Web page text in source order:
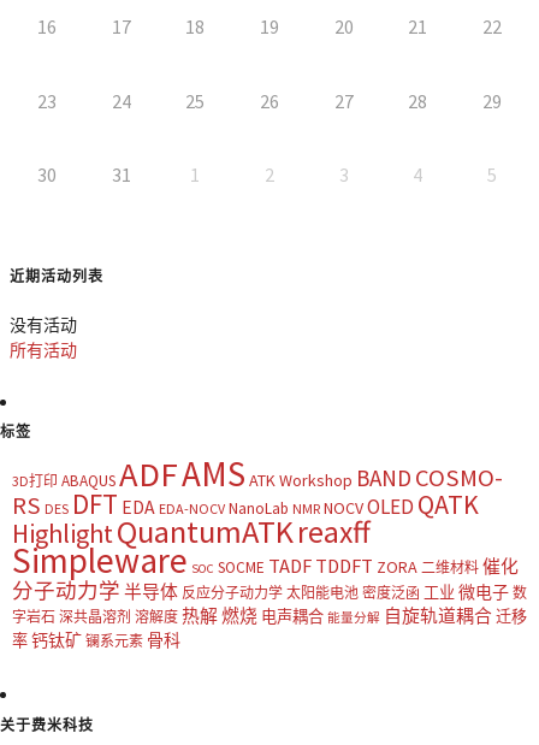
16 17 18 19 20 21 22
23 24 25 26 27 28 29
30 31 1 2 3 4 5
近期活动列表
没有活动
所有活动
标签
3D打印 ABAQUSADFAMS ATK Workshop BAND COSMO-
RS DES DFT EDA EDA-NOCV NanoLab NMR NOCVOLED QATK
HighlightQuantumATKreaxff
Simpleware SOC SOCME TADF TDDFT ZORA 二维材料 催化
分子动力学 半导体 反应分子动力学 太阳能电池 密度泛函 工业 微电子 数
字岩石 深共晶溶剂 溶解度 热解燃烧 电声耦合 能量分解 自旋轨道耦合迁移
率钙钛矿 镧系元素 骨科
关于费米科技